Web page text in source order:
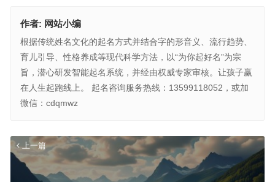
作者: 网站小编
根据传统姓名文化的起名方式并结合字的形音义、流行趋势、
育儿引导、性格养成等现代科学方法，以“为你起好名”为宗
旨，潜心研发智能起名系统，并经由权威专家审核。让孩子赢
在人生起跑线上。 起名咨询服务热线：13599118052，或加
微信：cdqmwz
上一篇